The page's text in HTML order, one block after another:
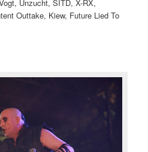
Unzucht, SITD, X-RX,
Outtake, Kiew, Future Lied To